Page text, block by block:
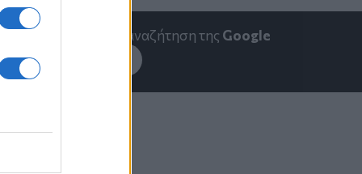
emakedonia.gr στην αναζήτηση της Google
το στην